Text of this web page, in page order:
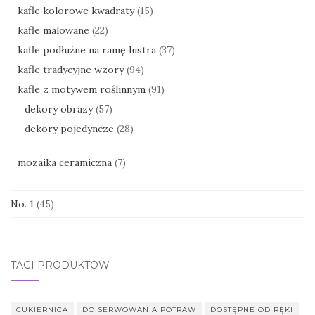
kafle kolorowe kwadraty (15)
kafle malowane (22)
kafle podłużne na ramę lustra (37)
kafle tradycyjne wzory (94)
kafle z motywem roślinnym (91)
dekory obrazy (57)
dekory pojedyncze (28)
mozaika ceramiczna (7)
No. 1 (45)
TAGI PRODUKTÓW
CUKIERNICA DO SERWOWANIA POTRAW DOSTĘPNE OD RĘKI